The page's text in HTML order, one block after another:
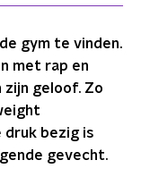
gym te vinden.
met rap en
geloof. Zo
druk bezig is
gevecht.